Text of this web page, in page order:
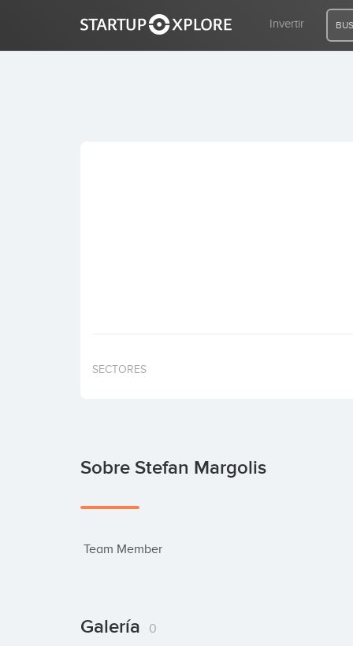
Invertir
SECTORES
Sobre Stefan Margolis
Team Member
Galería 0